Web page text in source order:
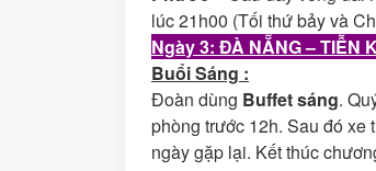
lúc 21h00 (Tối thứ bảy và
Ngày 3: ĐÀ NẴNG – TIỄN
Buổi Sáng :
Đoàn dùng Buffet sáng.
phòng trước 12h. Sau đó xe
ngày gặp lại. Kết thúc